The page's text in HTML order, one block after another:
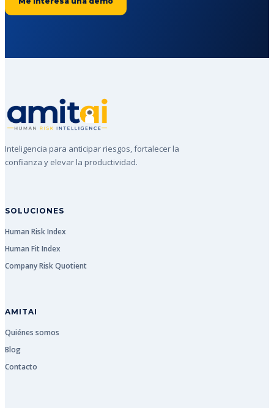
Inteligencia para anticipar riesgos, fortalecer la
confianza y elevar la productividad.
SOLUCIONES
Human Risk Index
Human Fit Index
Company Risk Quotient
AMITAI
Quiénes somos
Blog
Contacto